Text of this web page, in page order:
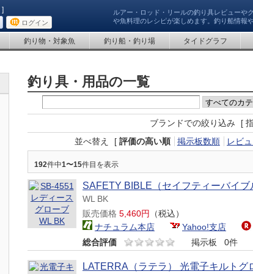
ルアー・ロッド・リールの釣り具レビューや
や魚料理のレシピが楽しめます。釣り船情報
]
ログイン
釣り物・対象魚 釣り船・釣り場 タイドグラフ
釣り具・用品の一覧
ブランドでの絞り込み
[
並べ替え
[ 評価の高い順 掲示板数順 レビ
192件中1〜15件目を表示
SAFETY BIBLE（セイフティーバイ
WL BK
販売価格 5,460円
（税込）
ナチュラム本店
Yahoo!支店
総合評価
掲示板 0件
LATERRA（ラテラ） 光電子キルトグ